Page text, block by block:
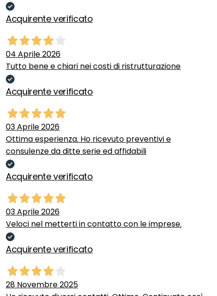
Acquirente verificato
04 Aprile 2026
Tutto bene e chiari nei costi di ristrutturazione
Acquirente verificato
03 Aprile 2026
Ottima esperienza. Ho ricevuto preventivi e
consulenze da ditte serie ed affidabili
Acquirente verificato
03 Aprile 2026
Veloci nel metterti in contatto con le imprese.
Acquirente verificato
28 Novembre 2025